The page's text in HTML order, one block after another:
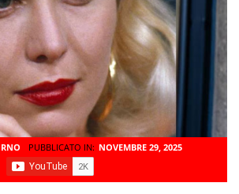
PUBBLICATO IN: NOVEMBRE 29, 2025